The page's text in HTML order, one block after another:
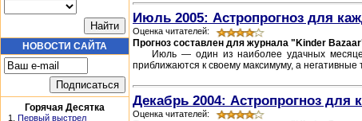
НОВОСТИ САЙТА
Горячая Десятка
1. Первый выстрел
Июль 2005: Астропрогноз для
Оценка читателей:
Прогноз составлен для журнала "Kinder
Июль — один из наиболее удачных
приближаются к своему максимуму, а
Декабрь 2004: Астропрогноз для
Оценка читателей: